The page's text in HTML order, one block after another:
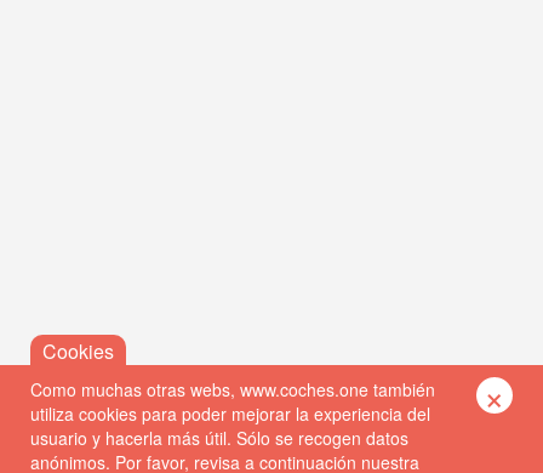
Como muchas otras webs, www.coches.one también
utiliza cookies para poder mejorar la experiencia del
usuario y hacerla más útil. Sólo se recogen datos
anónimos. Por favor, revisa a continuación nuestra
×